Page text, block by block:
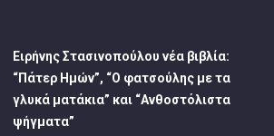
Ειρήνης Στασινοπούλου νέα βιβλία:
“Πάτερ Ημών”, “Ο φατσούλης με τα
γλυκά ματάκια” και “Ανθοστόλιστα
ψήγματα”